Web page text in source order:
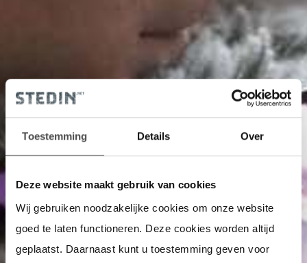
Toestemming Details Over
Deze website maakt gebruik van cookies
Wij gebruiken noodzakelijke cookies om onze website
goed te laten functioneren. Deze cookies worden altijd
geplaatst. Daarnaast kunt u toestemming geven voor